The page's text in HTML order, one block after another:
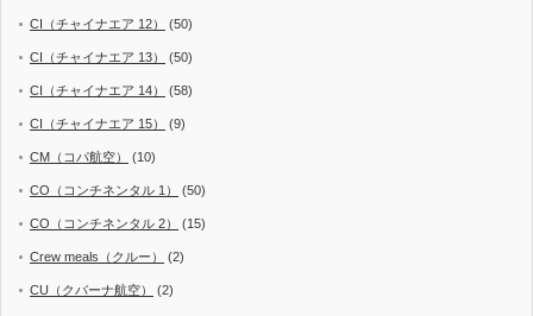
CI（チャイナエア 12） (50)
CI（チャイナエア 13） (50)
CI（チャイナエア 14） (58)
CI（チャイナエア 15） (9)
CM（コパ航空） (10)
CO（コンチネンタル 1） (50)
CO（コンチネンタル 2） (15)
Crew meals（クルー） (2)
CU（クバーナ航空） (2)